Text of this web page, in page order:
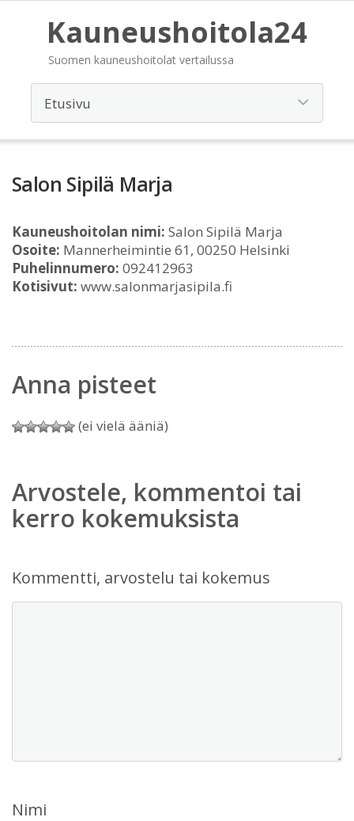
Kauneushoitola24
Suomen kauneushoitolat vertailussa
Salon Sipilä Marja
Kauneushoitolan nimi: Salon Sipilä Marja
Osoite: Mannerheimintie 61, 00250 Helsinki
Puhelinnumero: 092412963
Kotisivut: www.salonmarjasipila.fi
Anna pisteet
(ei vielä ääniä)
Arvostele, kommentoi tai
kerro kokemuksista
Kommentti, arvostelu tai kokemus
Nimi